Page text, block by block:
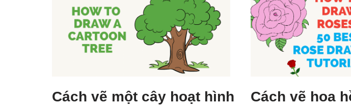
Cách vẽ một cây hoạt hình Cách vẽ hoa